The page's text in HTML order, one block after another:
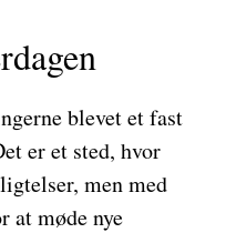
blevet et fast
er et sted, hvor
men med
at møde nye